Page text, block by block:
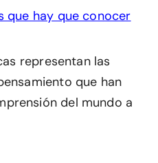
representan las
que han
del mundo a